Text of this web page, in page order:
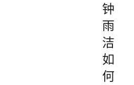
钟
雨
洁
如
何